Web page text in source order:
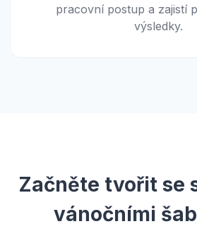
pracovní postup a zajistí
výsledky.
Začněte tvořit se
vánočními